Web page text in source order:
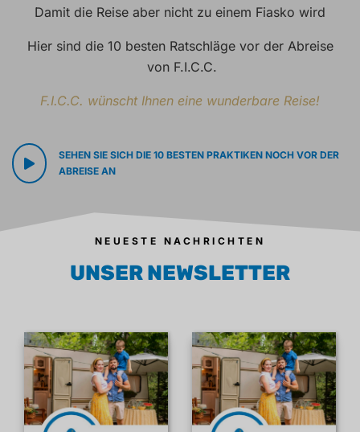
Damit die Reise aber nicht zu einem Fiasko wird
Hier sind die 10 besten Ratschläge vor der Abreise
von F.I.C.C.
F.I.C.C. wünscht Ihnen eine wunderbare Reise!
SEHEN SIE SICH DIE 10 BESTEN PRAKTIKEN NOCH VOR DER
ABREISE AN
NEUESTE NACHRICHTEN
UNSER NEWSLETTER